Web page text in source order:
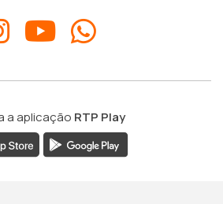
a aplicação RTP Play